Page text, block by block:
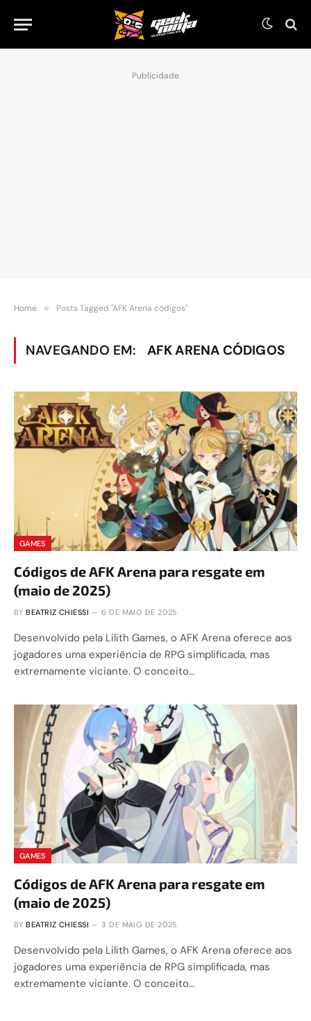
Publicidade
Home » Posts Tagged "AFK Arena códigos"
NAVEGANDO EM: AFK ARENA CÓDIGOS
GAMES
Códigos de AFK Arena para resgate em
(maio de 2025)
BY BEATRIZ CHIESSI 6 DE MAIO DE 2025
Desenvolvido pela Lilith Games, o AFK Arena oferece aos
jogadores uma experiência de RPG simplificada, mas
extremamente viciante. O conceito…
GAMES
Códigos de AFK Arena para resgate em
(maio de 2025)
BY BEATRIZ CHIESSI 3 DE MAIO DE 2025
Desenvolvido pela Lilith Games, o AFK Arena oferece aos
jogadores uma experiência de RPG simplificada, mas
extremamente viciante. O conceito…